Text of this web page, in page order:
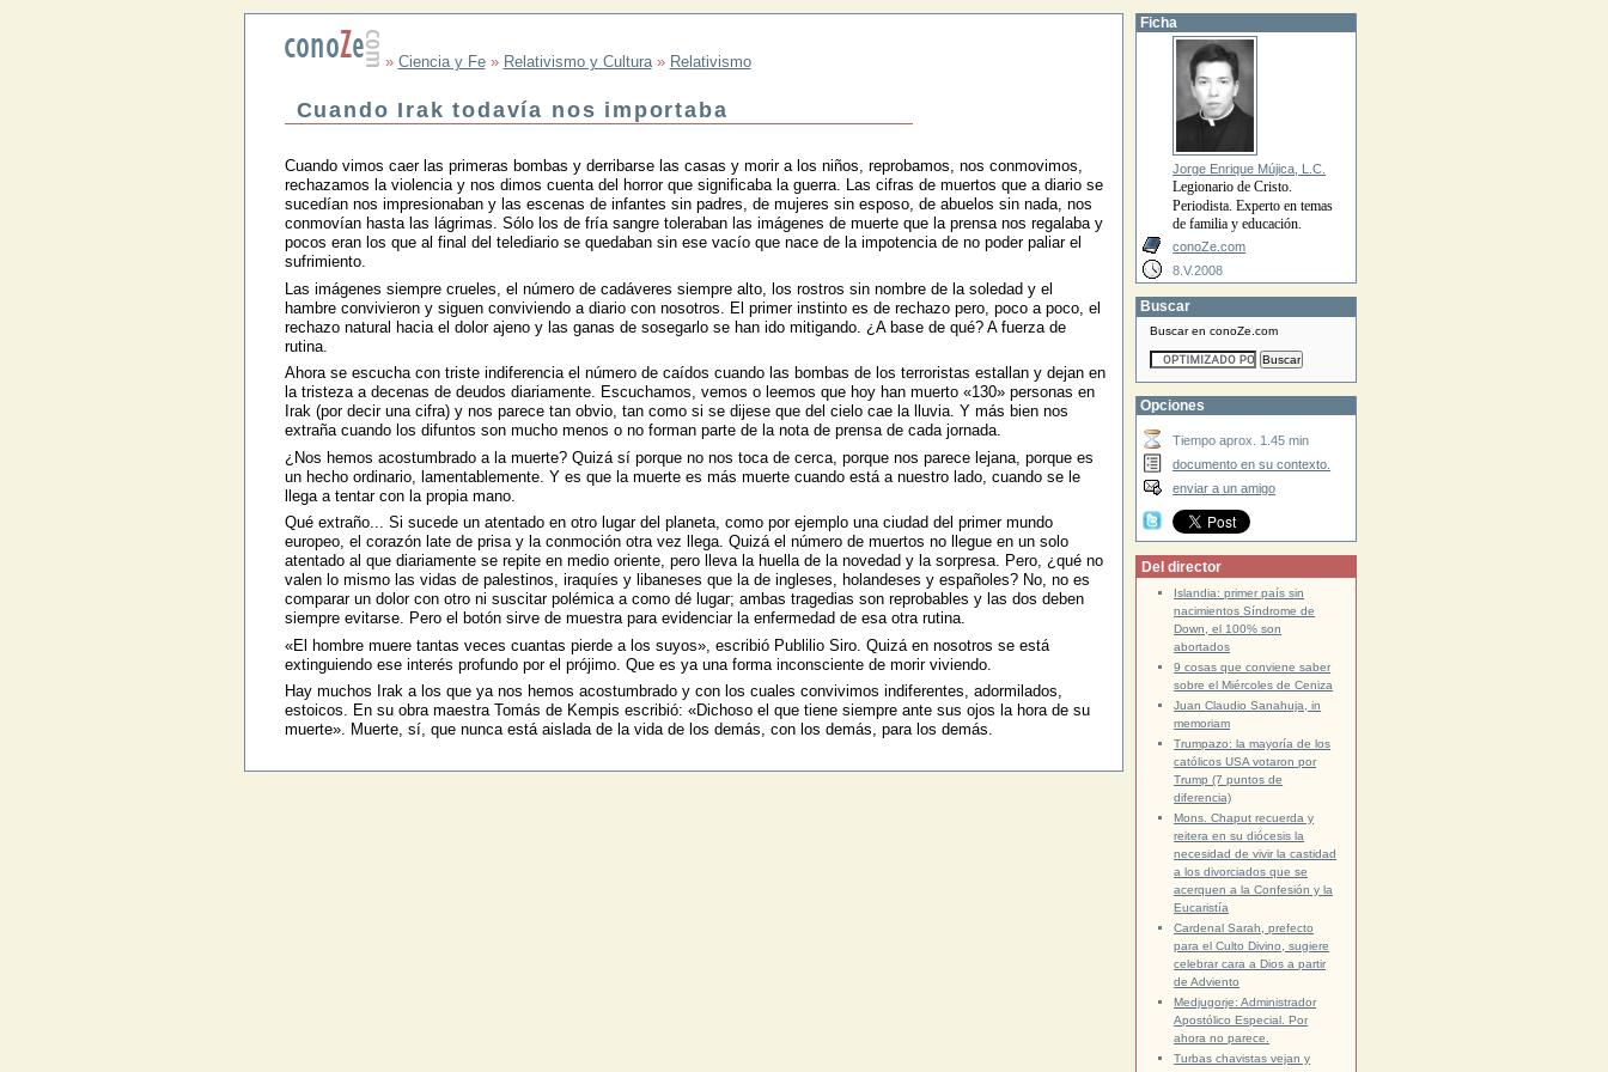
» Ciencia y Fe» Relativismo y Cultura» Relativismo
Cuando Irak todavía nos importaba
Cuando vimos caer las primeras bombas y derribarse las casas y morir a los niños, reprobamos, nos conmovimos,
rechazamos la violencia y nos dimos cuenta del horror que significaba la guerra. Las cifras de muertos que a diario se
sucedían nos impresionaban y las escenas de infantes sin padres, de mujeres sin esposo, de abuelos sin nada, nos
conmovían hasta las lágrimas. Sólo los de fría sangre toleraban las imágenes de muerte que la prensa nos regalaba y
pocos eran los que al final del telediario se quedaban sin ese vacío que nace de la impotencia de no poder paliar el
sufrimiento.
Las imágenes siempre crueles, el número de cadáveres siempre alto, los rostros sin nombre de la soledad y el
hambre convivieron y siguen conviviendo a diario con nosotros. El primer instinto es de rechazo pero, poco a poco, el
rechazo natural hacia el dolor ajeno y las ganas de sosegarlo se han ido mitigando. ¿A base de qué? A fuerza de
rutina.
Ahora se escucha con triste indiferencia el número de caídos cuando las bombas de los terroristas estallan y dejan en
la tristeza a decenas de deudos diariamente. Escuchamos, vemos o leemos que hoy han muerto «130» personas en
Irak (por decir una cifra) y nos parece tan obvio, tan como si se dijese que del cielo cae la lluvia. Y más bien nos
extraña cuando los difuntos son mucho menos o no forman parte de la nota de prensa de cada jornada.
¿Nos hemos acostumbrado a la muerte? Quizá sí porque no nos toca de cerca, porque nos parece lejana, porque es
un hecho ordinario, lamentablemente. Y es que la muerte es más muerte cuando está a nuestro lado, cuando se le
llega a tentar con la propia mano.
Qué extraño... Si sucede un atentado en otro lugar del planeta, como por ejemplo una ciudad del primer mundo
europeo, el corazón late de prisa y la conmoción otra vez llega. Quizá el número de muertos no llegue en un solo
atentado al que diariamente se repite en medio oriente, pero lleva la huella de la novedad y la sorpresa. Pero, ¿qué no
valen lo mismo las vidas de palestinos, iraquíes y libaneses que la de ingleses, holandeses y españoles? No, no es
comparar un dolor con otro ni suscitar polémica a como dé lugar; ambas tragedias son reprobables y las dos deben
siempre evitarse. Pero el botón sirve de muestra para evidenciar la enfermedad de esa otra rutina.
«El hombre muere tantas veces cuantas pierde a los suyos», escribió Publilio Siro. Quizá en nosotros se está
extinguiendo ese interés profundo por el prójimo. Que es ya una forma inconsciente de morir viviendo.
Hay muchos Irak a los que ya nos hemos acostumbrado y con los cuales convivimos indiferentes, adormilados,
estoicos. En su obra maestra Tomás de Kempis escribió: «Dichoso el que tiene siempre ante sus ojos la hora de su
muerte». Muerte, sí, que nunca está aislada de la vida de los demás, con los demás, para los demás.
Ficha
Jorge Enrique Mújica, L.C.
Legionario de Cristo.
Periodista. Experto en temas
de familia y educación.
conoZe.com
8.V.2008
Buscar
Buscar en conoZe.com
Opciones
Tiempo aprox. 1.45 min
documento en su contexto.
enviar a un amigo
Del director
Islandia: primer país sin
nacimientos Síndrome de
Down, el 100% son
abortados
9 cosas que conviene saber
sobre el Miércoles de Ceniza
Juan Claudio Sanahuja, in
memoriam
Trumpazo: la mayoría de los
católicos USA votaron por
Trump (7 puntos de
diferencia)
Mons. Chaput recuerda y
reitera en su diócesis la
necesidad de vivir la castidad
a los divorciados que se
acerquen a la Confesión y la
Eucaristía
Cardenal Sarah, prefecto
para el Culto Divino, sugiere
celebrar cara a Dios a partir
de Adviento
Medjugorje: Administrador
Apostólico Especial. Por
ahora no parece.
Turbas chavistas vejan y